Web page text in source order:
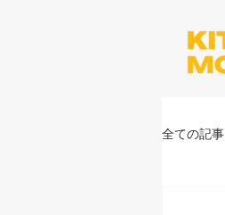
全ての記事